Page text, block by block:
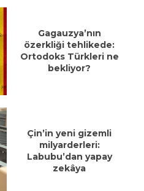
Gagauzya’nın
özerkliği tehlikede:
Ortodoks Türkleri ne
bekliyor?
Çin’in yeni gizemli
milyarderleri:
Labubu’dan yapay
zekâya